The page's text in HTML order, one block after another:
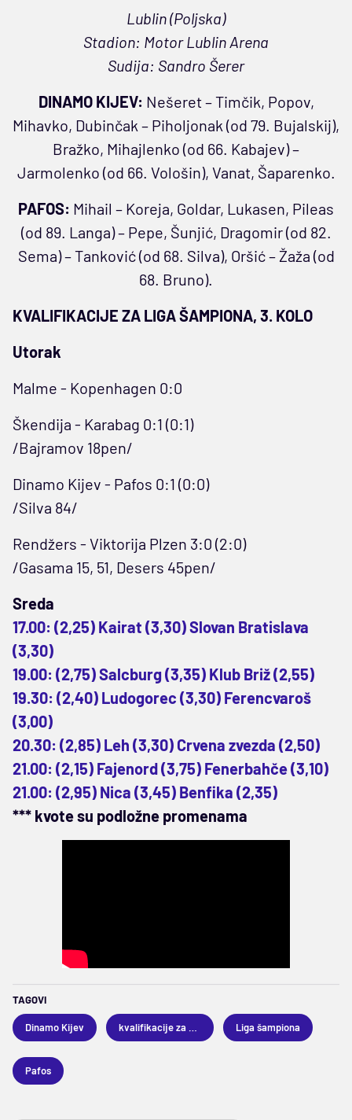
Lublin (Poljska)
Stadion: Motor Lublin Arena
Sudija: Sandro Šerer
DINAMO KIJEV: Nešeret – Timčik, Popov,
Mihavko, Dubinčak – Piholjonak (od 79. Bujalskij),
Bražko, Mihajlenko (od 66. Kabajev) –
Jarmolenko (od 66. Vološin), Vanat, Šaparenko.
PAFOS: Mihail – Koreja, Goldar, Lukasen, Pileas
(od 89. Langa) – Pepe, Šunjić, Dragomir (od 82.
Sema) – Tanković (od 68. Silva), Oršić – Žaža (od
68. Bruno).
KVALIFIKACIJE ZA LIGA ŠAMPIONA, 3. KOLO
Utorak
Malme - Kopenhagen 0:0
Škendija - Karabag 0:1 (0:1)
/Bajramov 18pen/
Dinamo Kijev - Pafos 0:1 (0:0)
/Silva 84/
Rendžers - Viktorija Plzen 3:0 (2:0)
/Gasama 15, 51, Desers 45pen/
Sreda
17.00: (2,25) Kairat (3,30) Slovan Bratislava
(3,30)
19.00: (2,75) Salcburg (3,35) Klub Briž (2,55)
19.30: (2,40) Ludogorec (3,30) Ferencvaroš
(3,00)
20.30: (2,85) Leh (3,30) Crvena zvezda (2,50)
21.00: (2,15) Fajenord (3,75) Fenerbahče (3,10)
21.00: (2,95) Nica (3,45) Benfika (2,35)
*** kvote su podložne promenama
TAGOVI
Dinamo Kijev Liga šampiona
Pafos